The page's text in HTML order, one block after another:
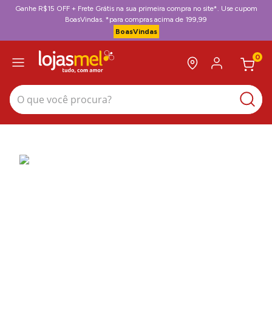
Ganhe R$15 OFF + Frete Grátis na sua primeira compra no site*. Use cupom
BoasVindas. *para compras acima de 199,99
BoasVindas
0
O que você procura?